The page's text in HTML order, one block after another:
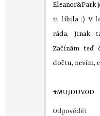
Eleanor&Park
ti líbila :) V
ráda. Jinak
Začínám teď
dočtu, nevím,
#MUJDUVOD
Odpovědět